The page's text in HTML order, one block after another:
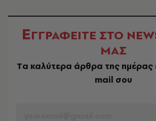
ΕΓΓΡΑΦΕΙΤΕ ΣΤΟ
ΜΑΣ
Tα καλύτερα άρθρα της ημέρας
mail σου